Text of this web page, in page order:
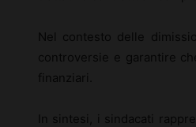
Nel contesto delle
controversie e garantire
finanziari.
In sintesi, i sindacati